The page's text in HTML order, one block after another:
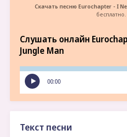
Скачать песню Eurochapter - I
бесплатно.
Слушать онлайн
Jungle Man
00:00
Текст песни